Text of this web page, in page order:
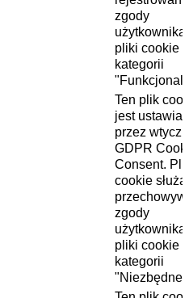
zgody
użytkownika
pliki cookie
kategorii
Ten plik
jest
przez
GDPR
Consent.
cookie
zgody
użytkownika
pliki cookie
kategorii